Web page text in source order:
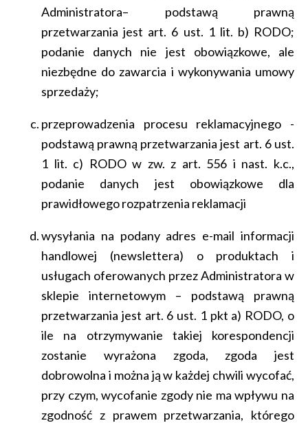
Administratora– podstawą prawną
przetwarzania jest art. 6 ust. 1 lit. b) RODO;
podanie danych nie jest obowiązkowe, ale
niezbędne do zawarcia i wykonywania umowy
sprzedaży;
przeprowadzenia procesu reklamacyjnego -
podstawą prawną przetwarzania jest art. 6 ust.
1 lit. c) RODO w zw. z art. 556 i nast. k.c.,
podanie danych jest obowiązkowe dla
prawidłowego rozpatrzenia reklamacji
wysyłania na podany adres e-mail informacji
handlowej (newslettera) o produktach i
usługach oferowanych przez Administratora w
sklepie internetowym – podstawą prawną
przetwarzania jest art. 6 ust. 1 pkt a) RODO, o
ile na otrzymywanie takiej korespondencji
zostanie wyrażona zgoda, zgoda jest
dobrowolna i można ją w każdej chwili wycofać,
przy czym, wycofanie zgody nie ma wpływu na
zgodność z prawem przetwarzania, którego